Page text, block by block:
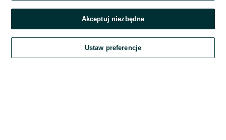
Zaloguj się
Kontynuując za pośrednictwem jednego z dostawców wskazanych powyżej,
Regulamin serwisu OLX.pl w jego aktualnym brzmieniu.
Akceptuj niezbędne
Ustaw preferencje